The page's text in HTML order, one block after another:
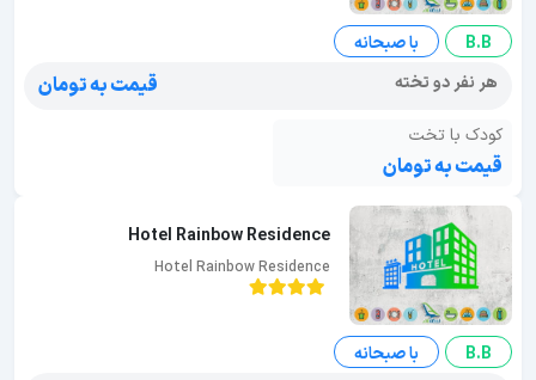
B.B
با صبحانه
هر نفر دو تخته
قیمت به تومان
کودک با تخت
قیمت به تومان
Hotel Rainbow Residence
Hotel Rainbow Residence
B.B
با صبحانه